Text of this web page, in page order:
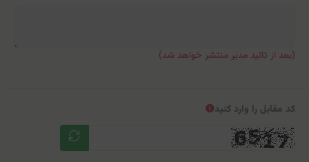
(بعد از تائید مدیر منتشر خواهد شد)
کد مقابل را وارد کنید